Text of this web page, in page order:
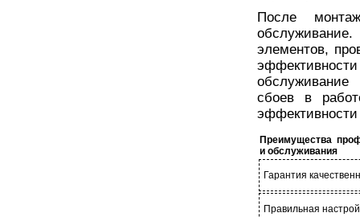
После
элементов,
обслуживание
сбоев в
Преимущества
и обслуживания
Гарантия
Правильная